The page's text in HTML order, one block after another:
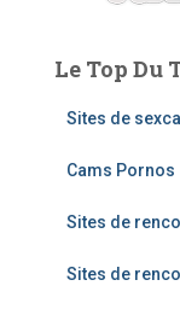
Le Top Du
Sites de
Cams Pornos
Sites de
Sites de